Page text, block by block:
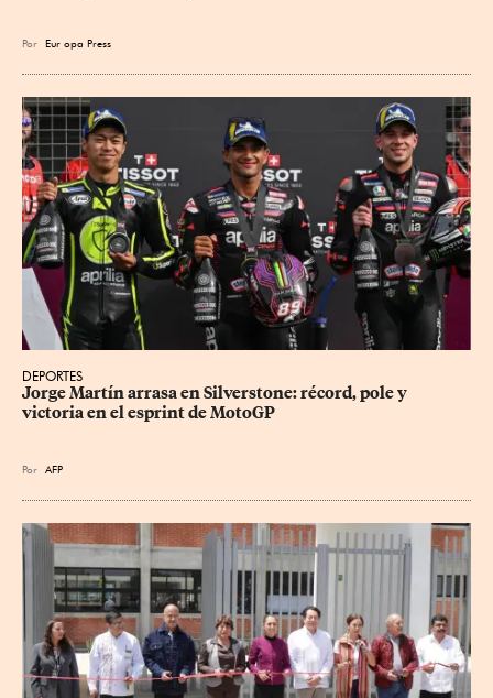
Por Eur opa Press
DEPORTES
Jorge Martín arrasa en Silverstone: récord, pole y
victoria en el esprint de MotoGP
Por AFP